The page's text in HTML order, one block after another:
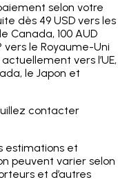
selon votre
dès 49 USD vers les
Canada, 100 AUD
vers le Royaume-Uni
vers l’UE,
le Japon et
contacter
estimations et
peuvent varier selon
et d’autres